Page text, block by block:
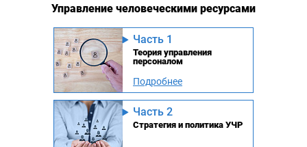
Управление человеческими ресурсами
Часть 1
Теория управления
персоналом
Подробнее
Часть 2
Стратегия и политика УЧР